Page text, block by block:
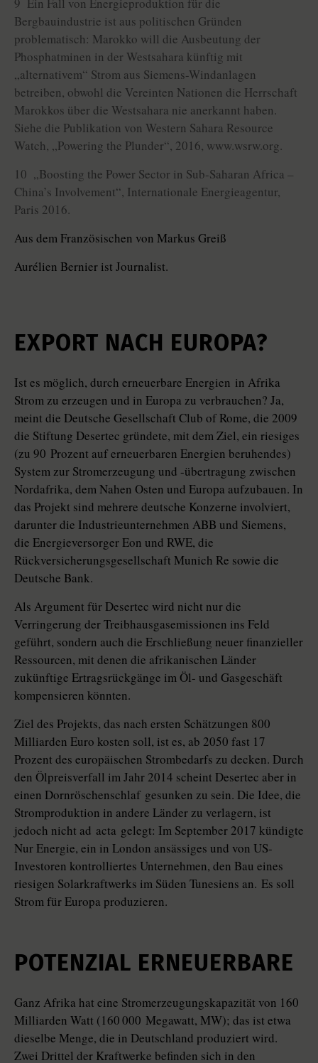
9 Ein Fall von Energieproduktion für die
Bergbauindustrie ist aus politischen Gründen
problematisch: Marokko will die Ausbeutung der
Phosphatminen in der Westsahara künftig mit
„alternativem“ Strom aus Siemens-Windanlagen
betreiben, obwohl die Vereinten Nationen die Herrschaft
Marokkos über die Westsahara nie anerkannt haben.
Siehe die Publikation von Western Sahara Resource
Watch, „Powering the Plunder“, 2016, www.wsrw.org.
10 „Boosting the Power Sector in Sub-Saharan Africa –
China’s Involvement“, Internationale Energieagentur,
Paris 2016.
Aus dem Französischen von Markus Greiß
Aurélien Bernier ist Journalist.
EXPORT NACH EUROPA?
Ist es möglich, durch erneuerbare ­Energien in Afrika
Strom zu erzeugen und in Europa zu verbrauchen? Ja,
meint die Deutsche Gesellschaft Club of Rome, die 2009
die Stiftung Desertec gründete, mit dem Ziel, ein riesiges
(zu 90 Prozent auf erneuerbaren Energien beruhendes)
System zur Stromerzeugung und -über­tragung zwischen
Nordafrika, dem Nahen Osten und Europa aufzubauen. In
das Projekt sind mehrere deutsche Konzerne involviert,
darunter die ­Industrieunternehmen ABB und Siemens,
die Energieversorger Eon und RWE, die
Rückversicherungsgesellschaft Munich Re sowie die
Deutsche Bank.
Als Argument für Desertec wird nicht nur die
Verringerung der Treibhaus­gas­emissio­nen ins Feld
geführt, sondern auch die Erschließung neuer finanzieller
Ressourcen, mit denen die afrikanischen Länder
zukünftige Ertragsrückgänge im Öl- und Gasgeschäft
kompensieren könnten.
Ziel des Projekts, das nach ersten Schätzungen 800
Milliarden Euro kosten soll, ist es, ab 2050 fast 17
Prozent des europäischen Strombedarfs zu decken. Durch
den Ölpreisverfall im Jahr 2014 scheint Desertec aber in
einen Dorn­röschenschlaf ­gesunken zu sein. Die Idee, die
Stromproduktion in andere Länder zu verlagern, ist
jedoch nicht ad ­acta gelegt: Im September 2017 kündigte
Nur Energie, ein in London ansässiges und von US-
Investoren kontrolliertes Unternehmen, den Bau eines
riesigen Solarkraftwerks im Süden Tunesiens an. Es soll
Strom für Europa produzieren.
POTENZIAL ERNEUERBARE
Ganz Afrika hat eine Stromerzeugungskapazität von 160
Milliarden Watt (160 000 Megawatt, MW); das ist etwa
dieselbe Menge, die in Deutschland produziert wird.
Zwei Drittel der Kraftwerke befinden sich in den